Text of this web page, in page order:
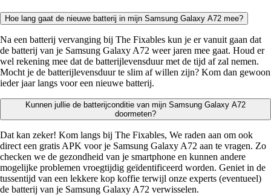
Hoe lang gaat de nieuwe batterij in mijn Samsung Galaxy A72 mee?
Na een batterij vervanging bij The Fixables kun je er vanuit gaan dat
de batterij van je Samsung Galaxy A72 weer jaren mee gaat. Houd er
wel rekening mee dat de batterijlevensduur met de tijd af zal nemen.
Mocht je de batterijlevensduur te slim af willen zijn? Kom dan gewoon
ieder jaar langs voor een nieuwe batterij.
Kunnen jullie de batterijconditie van mijn Samsung Galaxy A72
doormeten?
Dat kan zeker! Kom langs bij The Fixables, We raden aan om ook
direct een gratis APK voor je Samsung Galaxy A72 aan te vragen. Zo
checken we de gezondheid van je smartphone en kunnen andere
mogelijke problemen vroegtijdig geïdentificeerd worden. Geniet in de
tussentijd van een lekkere kop koffie terwijl onze experts (eventueel)
de batterij van je Samsung Galaxy A72 verwisselen.